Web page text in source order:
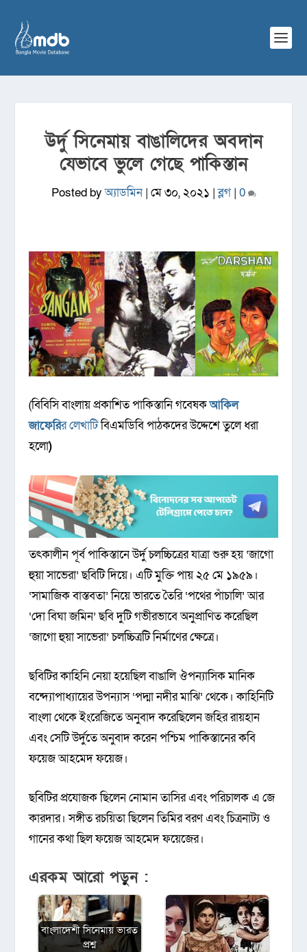
উর্দু সিনেমায় বাঙালিদের অবদান
যেভাবে ভুলে গেছে পাকিস্তান
Posted byঅ্যাডমিন| মে ৩০, ২০২১ |ব্লগ| 0
(বিবিসি বাংলায় প্রকাশিত পাকিস্তানি গবেষকআকিল
জাফেরির লেখাটিবিএমডিবি পাঠকদের উদ্দেশে তুলে ধরা
হলো)
তৎকালীন পূর্ব পাকিস্তানে উর্দু চলচ্চিত্রের যাত্রা শুরু হয় ‘জাগো
হুয়া সাভেরা’ ছবিটি দিয়ে। এটি মুক্তি পায় ২৫ মে ১৯৫৯।
‘সামাজিক বাস্তবতা’ নিয়ে ভারতে তৈরি ‘পথের পাঁচালি’ আর
‘দো বিঘা জমিন’ ছবি দুটি গভীরভাবে অনুপ্রাণিত করেছিল
‘জাগো হুয়া সাভেরা’ চলচ্চিত্রটি নির্মাণের ক্ষেত্রে।
ছবিটির কাহিনি নেয়া হয়েছিল বাঙালি ঔপন্যাসিক মানিক
বন্দ্যোপাধ্যায়ের উপন্যাস ‘পদ্মা নদীর মাঝি’ থেকে। কাহিনিটি
বাংলা থেকে ইংরেজিতে অনুবাদ করেছিলেন জহির রায়হান
এবং সেটি উর্দুতে অনুবাদ করেন পশ্চিম পাকিস্তানের কবি
ফয়েজ আহমেদ ফয়েজ।
ছবিটির প্রযোজক ছিলেন নোমান তাসির এবং পরিচালক এ জে
কারদার। সঙ্গীত রচয়িতা ছিলেন তিমির বরণ এবং চিত্রনাট্য ও
গানের কথা ছিল ফয়েজ আহমেদ ফয়েজের।
এরকম আরো পড়ুন :
বাংলাদেশী সিনেমায় ভারত
প্রশ্ন